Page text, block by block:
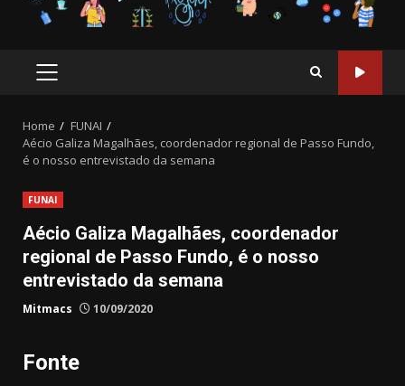
PRIMARY
Home
FUNAI
Aécio Galiza Magalhães, coordenador regional de Passo Fundo,
é o nosso entrevistado da semana
FUNAI
Aécio Galiza Magalhães, coordenador
regional de Passo Fundo, é o nosso
entrevistado da semana
Mitmacs 10/09/2020
Fonte